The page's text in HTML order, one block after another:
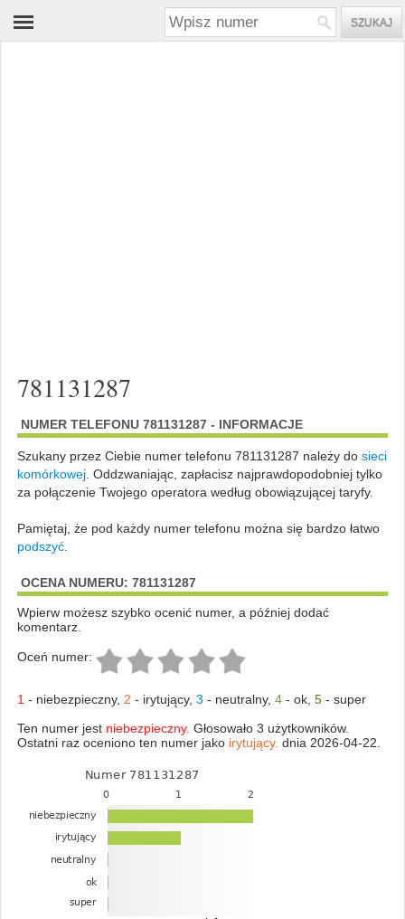
781131287
NUMER TELEFONU 781131287 - INFORMACJE
Szukany przez Ciebie numer telefonu 781131287 należy do sieci
komórkowej. Oddzwaniając, zapłacisz najprawdopodobniej tylko
za połączenie Twojego operatora według obowiązującej taryfy.
Pamiętaj, że pod każdy numer telefonu można się bardzo łatwo
podszyć.
OCENA NUMERU: 781131287
Wpierw możesz szybko ocenić numer, a później dodać
komentarz.
Oceń numer:
1 - niebezpieczny, 2 - irytujący, 3 - neutralny, 4- ok, 5- super
Ten numer jest niebezpieczny. Głosowało 3 użytkowników.
Ostatni raz oceniono ten numer jako irytujący. dnia 2026-04-22.